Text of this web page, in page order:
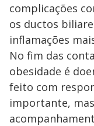
complicações
os ductos
inflamações
No fim das
obesidade é
feito com
importante,